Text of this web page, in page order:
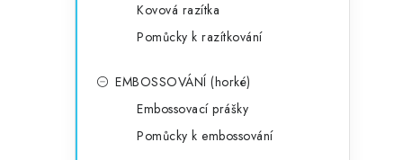
Kovová razítka
Pomůcky k razítkování
EMBOSSOVÁNÍ (horké)
Embossovací prášky
Pomůcky k embossování